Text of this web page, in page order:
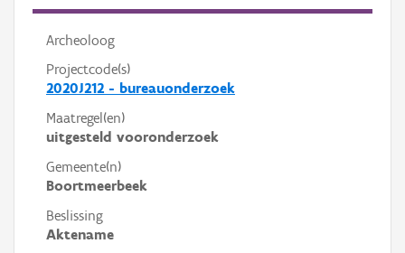
Archeoloog
Projectcode(s)
2020J212 - bureauonderzoek
Maatregel(en)
uitgesteld vooronderzoek
Gemeente(n)
Boortmeerbeek
Beslissing
Aktename